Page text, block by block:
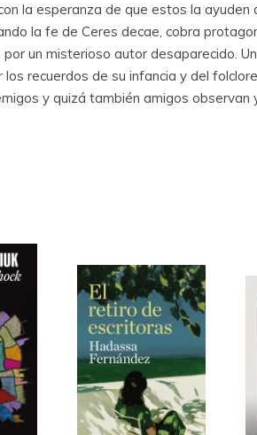
la esperanza de que estos la
la fe de Ceres decae, cobra
un misterioso autor desaparecido.
recuerdos de su infancia y del
y quizá también amigos